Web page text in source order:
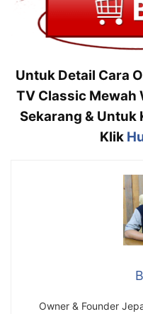
Untuk Detail Cara
TV Classic Mewah
Sekarang & Untuk
Klik
Owner & Founder